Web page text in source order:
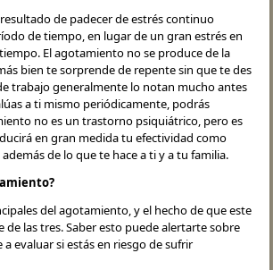
de padecer de estrés continuo
de tiempo, en lugar de un gran estrés en
El agotamiento no se produce de la
bien te sorprende de repente sin que te des
trabajo generalmente lo notan mucho antes
a ti mismo periódicamente, podrás
no es un trastorno psiquiátrico, pero es
en gran medida tu efectividad como
de lo que te hace a ti y a tu familia.
del agotamiento, y el hecho de que este
de las tres. Saber esto puede alertarte sobre
a evaluar si estás en riesgo de sufrir